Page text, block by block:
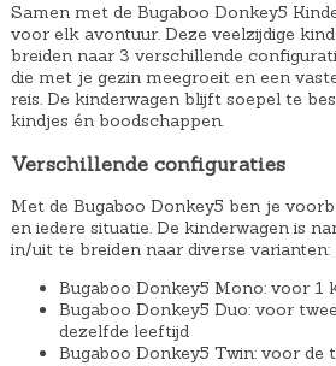
Samen met de Bugaboo Donkey5
voor elk avontuur. Deze veelzijdige
breiden naar 3 verschillende
die met je gezin meegroeit en een
reis. De kinderwagen blijft soepel te
kindjes én boodschappen.
Verschillende configuraties
Met de Bugaboo Donkey5 ben je
en iedere situatie. De kinderwagen is
in/uit te breiden naar diverse varianten:
Bugaboo Donkey5 Mono: voor 1
Bugaboo Donkey5 Duo: voor
dezelfde leeftijd
Bugaboo Donkey5 Twin: voor de